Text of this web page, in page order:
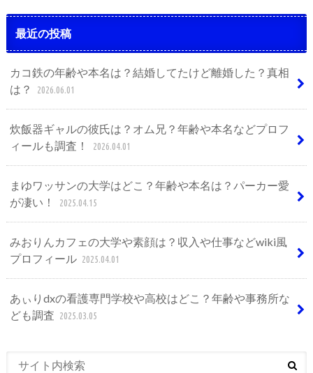
最近の投稿
カコ鉄の年齢や本名は？結婚してたけど離婚した？真相
は？
2026.06.01
炊飯器ギャルの彼氏は？オム兄？年齢や本名などプロフ
ィールも調査！
2026.04.01
まゆワッサンの大学はどこ？年齢や本名は？パーカー愛
が凄い！
2025.04.15
みおりんカフェの大学や素顔は？収入や仕事などwiki風
プロフィール 2025.04.01
あぃりdxの看護専門学校や高校はどこ？年齢や事務所な
ども調査 2025.03.05